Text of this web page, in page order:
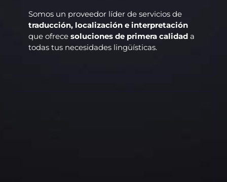
Somos un proveedor líder de servicios de
traducción, localización e interpretación
que ofrece soluciones de primera calidad a
todas tus necesidades lingüísticas.